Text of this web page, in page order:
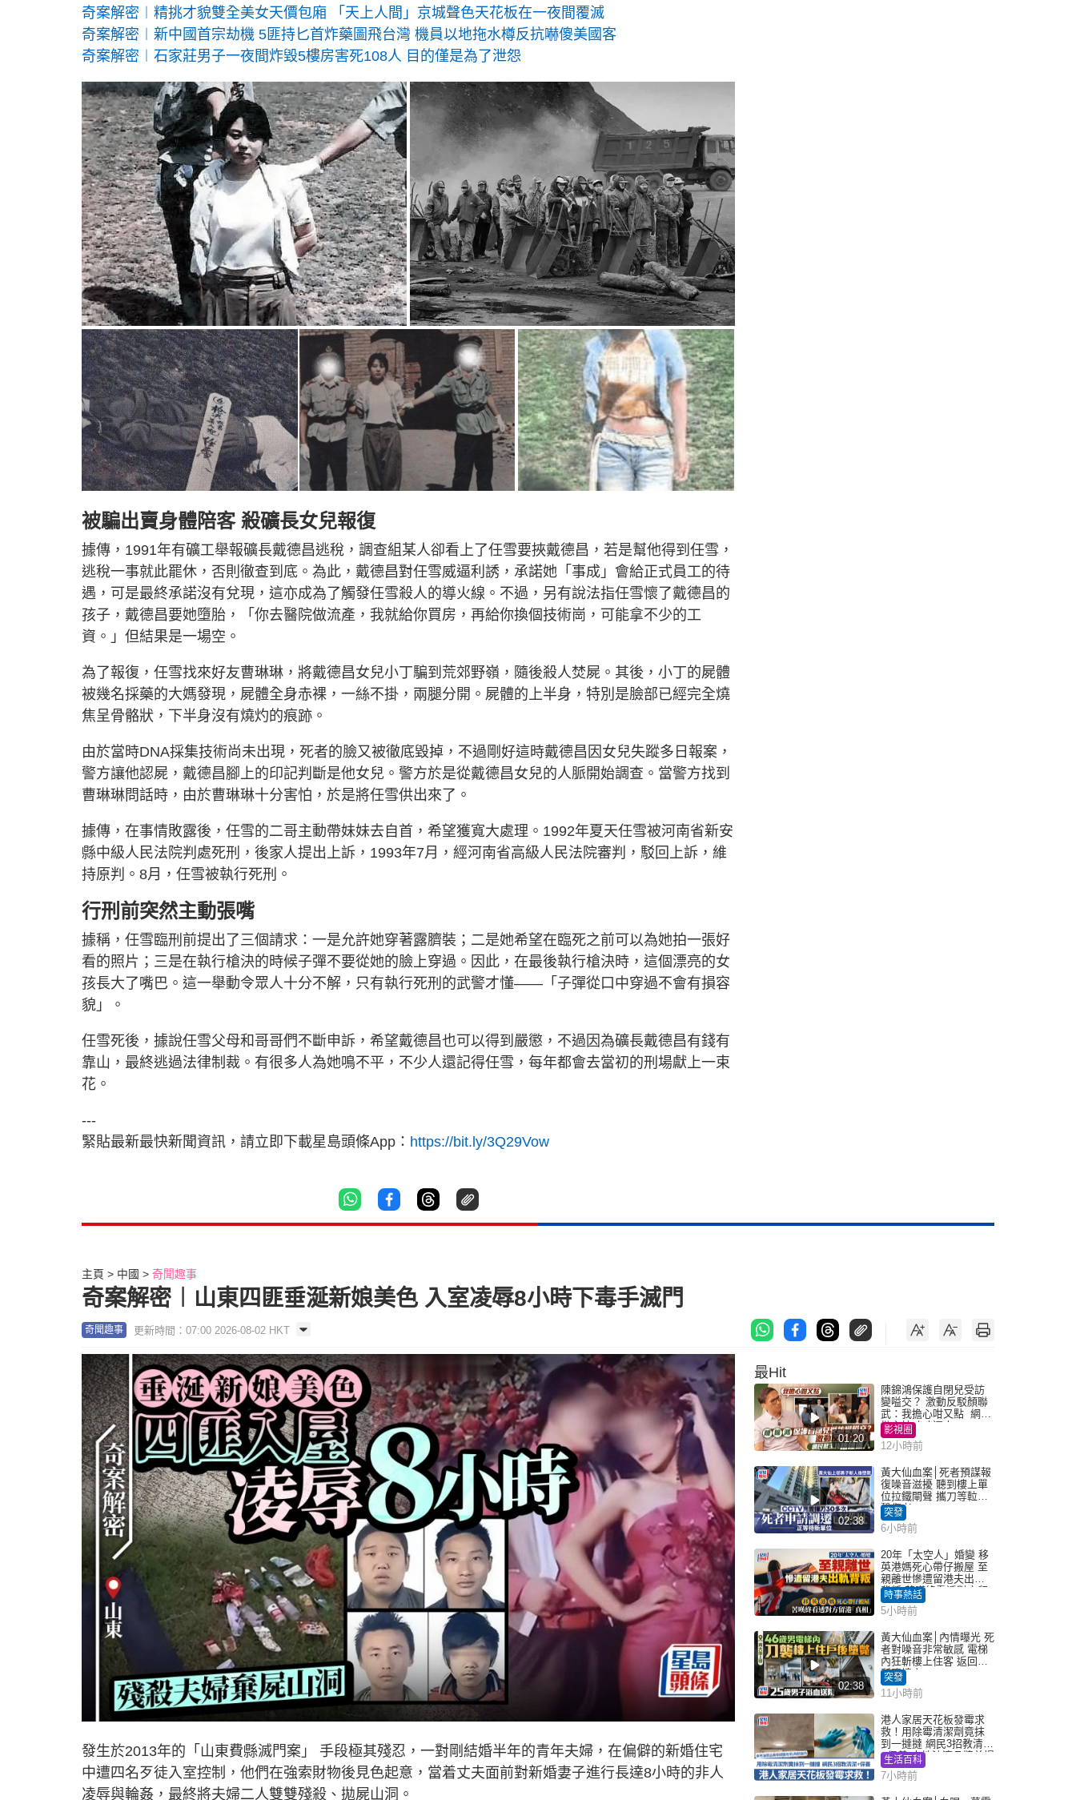
奇案解密︱精挑才貌雙全美女天價包廂 「天上人間」京城聲色天花板在一夜間覆滅
奇案解密︱新中國首宗劫機 5匪持匕首炸藥圖飛台灣 機員以地拖水樽反抗嚇傻美國客
奇案解密︱石家莊男子一夜間炸毀5樓房害死108人 目的僅是為了泄怨
被騙出賣身體陪客 殺礦長女兒報復
據傳，1991年有礦工舉報礦長戴德昌逃稅，調查組某人卻看上了任雪要挾戴德昌，若是幫他得到任雪，
逃稅一事就此罷休，否則徹查到底。為此，戴德昌對任雪威逼利誘，承諾她「事成」會給正式員工的待
遇，可是最終承諾沒有兌現，這亦成為了觸發任雪殺人的導火線。不過，另有說法指任雪懷了戴德昌的
孩子，戴德昌要她墮胎，「你去醫院做流產，我就給你買房，再給你換個技術崗，可能拿不少的工
資。」但結果是一場空。
為了報復，任雪找來好友曹琳琳，將戴德昌女兒小丁騙到荒郊野嶺，隨後殺人焚屍。其後，小丁的屍體
被幾名採藥的大媽發現，屍體全身赤裸，一絲不掛，兩腿分開。屍體的上半身，特別是臉部已經完全燒
焦呈骨骼狀，下半身沒有燒灼的痕跡。
由於當時DNA採集技術尚未出現，死者的臉又被徹底毀掉，不過剛好這時戴德昌因女兒失蹤多日報案，
警方讓他認屍，戴德昌腳上的印記判斷是他女兒。警方於是從戴德昌女兒的人脈開始調查。當警方找到
曹琳琳問話時，由於曹琳琳十分害怕，於是將任雪供出來了。
據傳，在事情敗露後，任雪的二哥主動帶妹妹去自首，希望獲寬大處理。1992年夏天任雪被河南省新安
縣中級人民法院判處死刑，後家人提出上訴，1993年7月，經河南省高級人民法院審判，駁回上訴，維
持原判。8月，任雪被執行死刑。
行刑前突然主動張嘴
據稱，任雪臨刑前提出了三個請求：一是允許她穿著露臍裝；二是她希望在臨死之前可以為她拍一張好
看的照片；三是在執行槍決的時候子彈不要從她的臉上穿過。因此，在最後執行槍決時，這個漂亮的女
孩長大了嘴巴。這一舉動令眾人十分不解，只有執行死刑的武警才懂——「子彈從口中穿過不會有損容
貌」。
任雪死後，據說任雪父母和哥哥們不斷申訴，希望戴德昌也可以得到嚴懲，不過因為礦長戴德昌有錢有
靠山，最終逃過法律制裁。有很多人為她鳴不平，不少人還記得任雪，每年都會去當初的刑場獻上一束
花。
---
緊貼最新最快新聞資訊，請立即下載星島頭條App： https://bit.ly/3Q29Vow
主頁 中國 奇聞趣事
奇案解密︱山東四匪垂涎新娘美色 入室凌辱8小時下毒手滅門
奇聞趣事 更新時間：07:00 2026-08-02 HKT
發生於2013年的「山東費縣滅門案」 手段極其殘忍，一對剛結婚半年的青年夫婦，在偏僻的新婚住宅
中遭四名歹徒入室控制，他們在強索財物後見色起意，當着丈夫面前對新婚妻子進行長達8小時的非人
凌辱與輪姦，最終將夫婦二人雙雙殘殺、拋屍山洞。
最Hit
01:20
陳錦鴻保護自閉兒受訪
變嗌交？ 激動反駁顏聯
武：我擔心咁又點 網民
批主持咄咄逼人
影視圈
12小時前
02:38
黃大仙血案│死者預謀報
復噪音滋擾 聽到樓上單
位拉鐵閘聲 攜刀等𨋢伏
擊傷者
突發
6小時前
20年「太空人」婚變 移
英港媽死心帶仔搬屋 至
親離世慘遭留港夫出軌
背叛 苦嘆終看透對方留
港「真相」｜Juicy叮
時事熱話
5小時前
02:38
黃大仙血案│內情曝光 死
者對噪音非常敏感 電梯
內狂斬樓上住客 返回住
所墮樓亡
突發
11小時前
港人家居天花板發霉求
救！用除霉清潔劑竟抹
到一撻撻 網民3招教清潔
+保養 本地油漆品牌曾提
醒勿用1物防變色
生活百科
7小時前